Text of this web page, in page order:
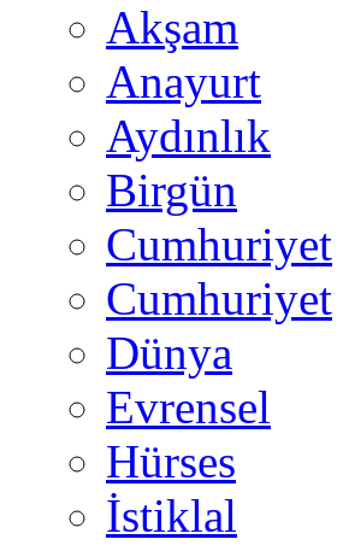
Akşam
Anayurt
Aydınlık
Birgün
Cumhuriyet
Cumhuriyet
Dünya
Evrensel
Hürses
İstiklal